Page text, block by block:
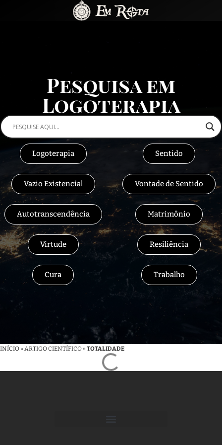
Pesquisa em
Logoterapia
Logoterapia Sentido
Vazio Existencial Vontade de Sentido
Autotranscendência Matrimônio
Virtude Resiliência
Cura Trabalho
INÍCIO »ARTIGO CIENTÍFICO »TOTALIDADE